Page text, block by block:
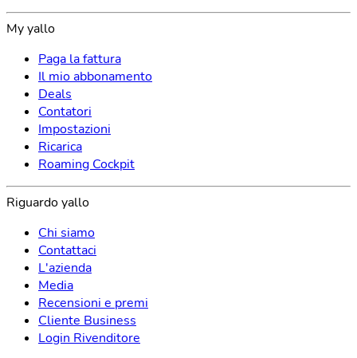
My yallo
Paga la fattura
Il mio abbonamento
Deals
Contatori
Impostazioni
Ricarica
Roaming Cockpit
Riguardo yallo
Chi siamo
Contattaci
L'azienda
Media
Recensioni e premi
Cliente Business
Login Rivenditore